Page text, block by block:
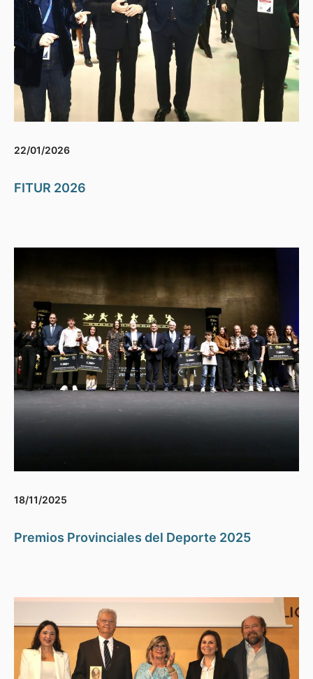
22/01/2026
FITUR 2026
18/11/2025
Premios Provinciales del Deporte 2025